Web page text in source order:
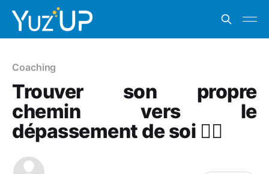
Coaching
Trouver son propre
chemin vers le
dépassement de soi 🤸‍♀️